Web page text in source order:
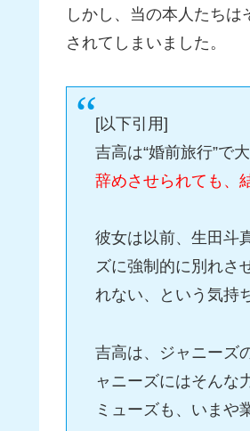
しかし、当の本人たち
されてしまいました。
[以下引用]
吉高は“婚前旅行”で
辞めさせられても、
彼女は以前、生田斗
ズに強制的に別れさ
れない、という気持
吉高は、ジャニーズ
ャニーズにはそんな
ミューズも、いまや